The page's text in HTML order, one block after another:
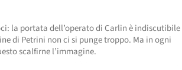
la portata dell’operato di Carlin è indiscutibile
di Petrini non ci si punge troppo. Ma in ogni
scalfirne l’immagine.